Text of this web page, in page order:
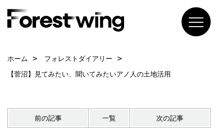
ホーム
フォレストダイアリー
【菅沼】見てみたい、聞いてみたいアノ人の土地活用
前の記事 一覧 次の記事